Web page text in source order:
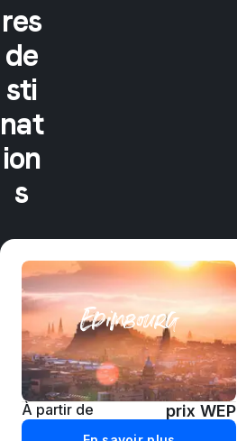
res
de
sti
nat
ion
s
Edimbourg
À partir de prix WEP